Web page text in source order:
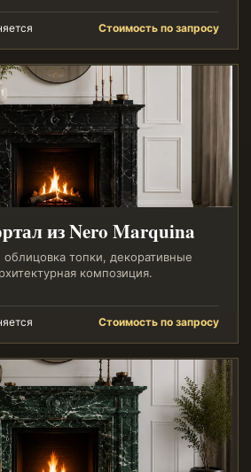
Стоимость по запросу
из Nero Marquina
топки, декоративные
композиция.
Стоимость по запросу